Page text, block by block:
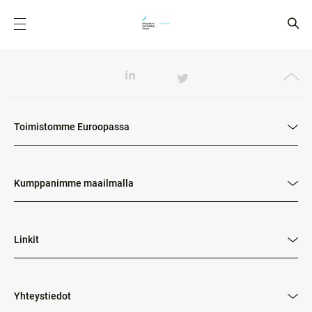
Toimistomme Euroopassa
Kumppanimme maailmalla
Linkit
Yhteystiedot